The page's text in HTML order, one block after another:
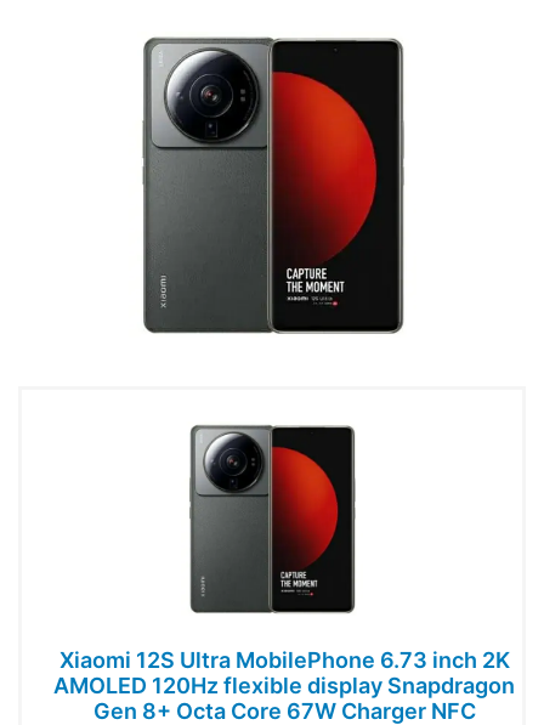
Xiaomi 12S Ultra MobilePhone 6.73 inch 2K
AMOLED 120Hz flexible display Snapdragon
Gen 8+ Octa Core 67W Charger NFC